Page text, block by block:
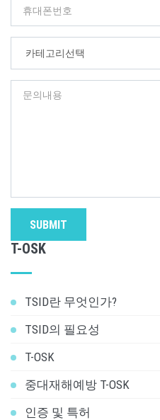
SUBMIT
T-OSK
TSID란 무엇인가?
TSID의 필요성
T-OSK
중대재해예방 T-OSK
인증 및 특허